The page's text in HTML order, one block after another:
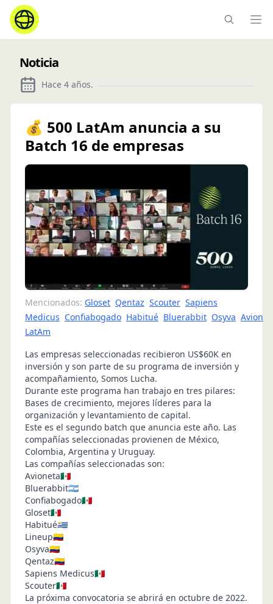
Noticia
Hace 4 años.
💰 500 LatAm anuncia a su
Batch 16 de empresas
Mencionados: Gloset Qentaz Scouter Sapiens
Medicus Confiabogado Habitué Bluerabbit Osyva
LatAm
Las empresas seleccionadas recibieron US$60K en
inversión y son parte de su programa de inversión y
acompañamiento, Somos Lucha.
Durante este programa han trabajo en tres pilares:
Bases de crecimiento, mejores líderes para la
organización y levantamiento de capital.
Este es el segundo batch que anuncia este año. Las
compañías seleccionadas provienen de México,
Colombia, Argentina y Uruguay.
Las compañías seleccionadas son:
Avioneta🇲🇽
Bluerabbit🇦🇷
Confiabogado🇲🇽
Gloset🇲🇽
Habitué🇺🇾
Lineup🇨🇴
Osyva🇨🇴
Qentaz🇨🇴
Sapiens Medicus🇲🇽
Scouter🇲🇽
La próxima convocatoria se abrirá en octubre de 2022.